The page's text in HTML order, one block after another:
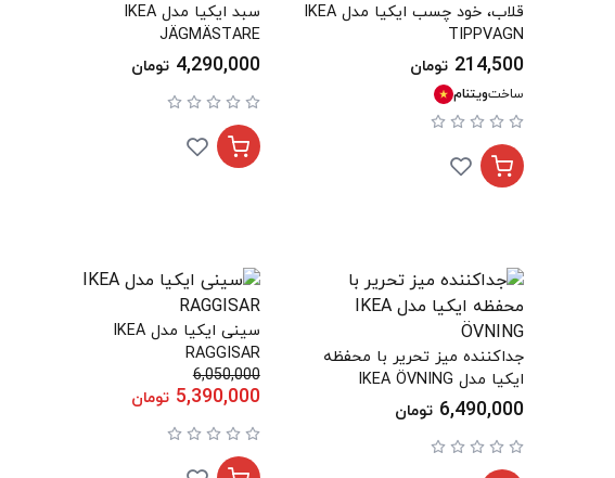
قلاب، خود چسب ایکیا مدل IKEA
TIPPVAGN
214,500 تومان
ساختویتنام
سبد ایکیا مدل IKEA
JÄGMÄSTARE
4,290,000 تومان
جداکننده میز تحریر با محفظه
ایکیا مدل IKEA ÖVNING
6,490,000 تومان
سینی ایکیا مدل IKEA
RAGGISAR
6,050,000
5,390,000 تومان